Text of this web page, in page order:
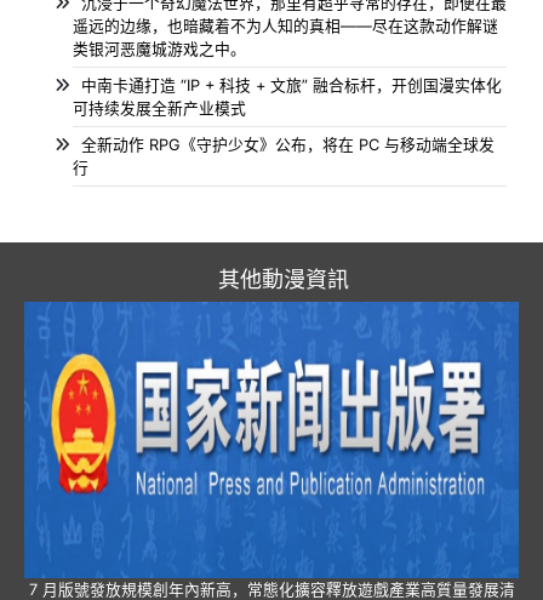
遥远的边缘，也暗藏着不为人知的真相——尽在这款动作解谜
类银河恶魔城游戏之中。
中南卡通打造 “IP + 科技 + 文旅” 融合标杆，开创国漫实体化
可持续发展全新产业模式
全新动作 RPG《守护少女》公布，将在 PC 与移动端全球发
行
其他動漫資訊
7 月版號發放規模創年內新高，常態化擴容釋放遊戲產業高質量發展清